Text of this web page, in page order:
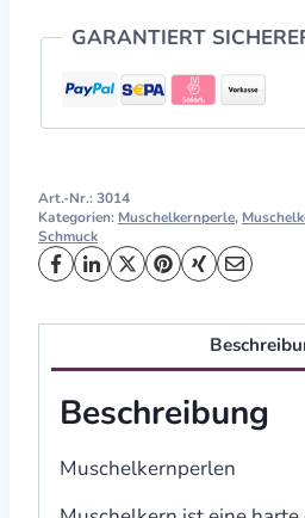
GARANTIERT
Art.-Nr.:3014
Kategorien: Muschelkernperle,
Schmuck
Beschreibung
Muschelkernperlen